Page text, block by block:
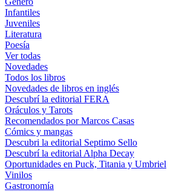
Infantiles
Juveniles
Literatura
Poesía
Ver todas
Novedades
Todos los libros
Novedades de libros en inglés
Descubrí la editorial FERA
Oráculos y Tarots
Recomendados por Marcos Casas
Cómics y mangas
Descubri la editorial Septimo Sello
Descubrí la editorial Alpha Decay
Oportunidades en Puck, Titania y Umbriel
Vinilos
Gastronomía